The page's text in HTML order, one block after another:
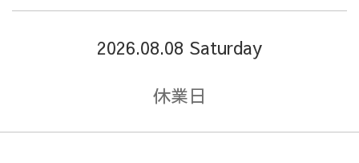
2026.08.08 Saturday
休業日